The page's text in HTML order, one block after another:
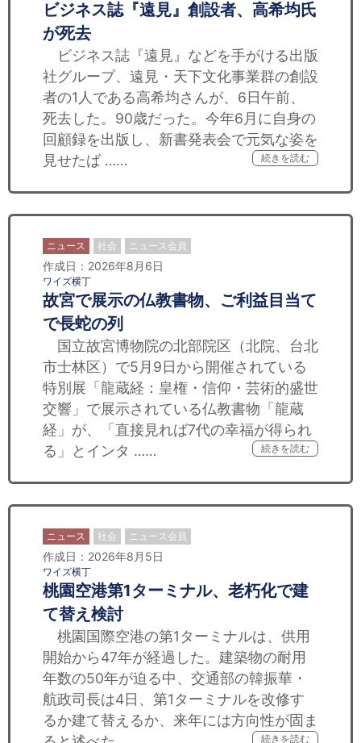
ビジネス誌『遠見』創設者、高希均氏
が死去
ビジネス誌『遠見』などを手がける出版
社グループ、遠見・天下文化事業群の創設
者の1人である高希均さんが、6日午前、
死去した。90歳だった。今年6月に自身の
回顧録を出版し、新書発表会で元気な姿を
見せたば ……
続きを読む
ニュース 社会 ニュース会員
作成日：2026年8月6日
ワイズ横丁
故宮で展示の仏教書物、ご利益目当て
で長蛇の列
国立故宮博物院の北部院区（北院、台北
市士林区）で5月9日から開催されている
特別展「龍蔵経：皇権・信仰・芸術的盛世
交響」で展示されている仏教書物「龍蔵
経」が、「直接見れば7代の幸福が得られ
る」とインタ ……
続きを読む
ニュース 社会 ニュース会員
作成日：2026年8月5日
ワイズ横丁
桃園空港第1ターミナル、老朽化で建
て替え検討
桃園国際空港の第1ターミナルは、供用
開始から47年が経過した。建築物の耐用
年数の50年が迫る中、交通部の韓振華・
航政司長は4日、第1ターミナルを改修す
るか建て替えるか、来年には方向性が固ま
続きを読む